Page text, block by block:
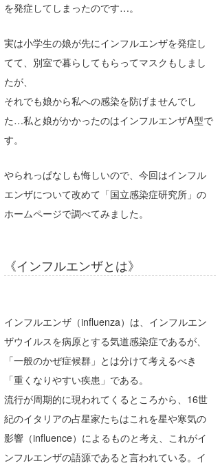
を発症してしまったのです…。
実は小学生の娘が先にインフルエンザを発症し
てて、別室で暮らしてもらってマスクもしまし
たが、
それでも娘から私への感染を防げませんでし
た…私と娘がかかったのはインフルエンザA型で
す。
やられっぱなしも悔しいので、今回はインフル
エンザについて改めて「国立感染症研究所」の
ホームページで調べてみました。
《インフルエンザとは》
インフルエンザ（influenza）は、インフルエン
ザウイルスを病原とする気道感染症であるが、
「一般のかぜ症候群」とは分けて考えるべき
「重くなりやすい疾患」である。
流行が周期的に現われてくるところから、16世
紀のイタリアの占星家たちはこれを星や寒気の
影響（influence）によるものと考え、これがイ
ンフルエンザの語源であると言われている。イ
Core Surf Japan
Naoya Kimoto
Yasunari Inoue
DELTA FORCE SURF
CBA Films
メディア
Colors MAGAZINE
福島寿実子
田原啓江
NOBUFUKU
喜納海人
波伝説スタッフ
chan-U
G◎Da
KID
KOBU
KY
MIN
mitz